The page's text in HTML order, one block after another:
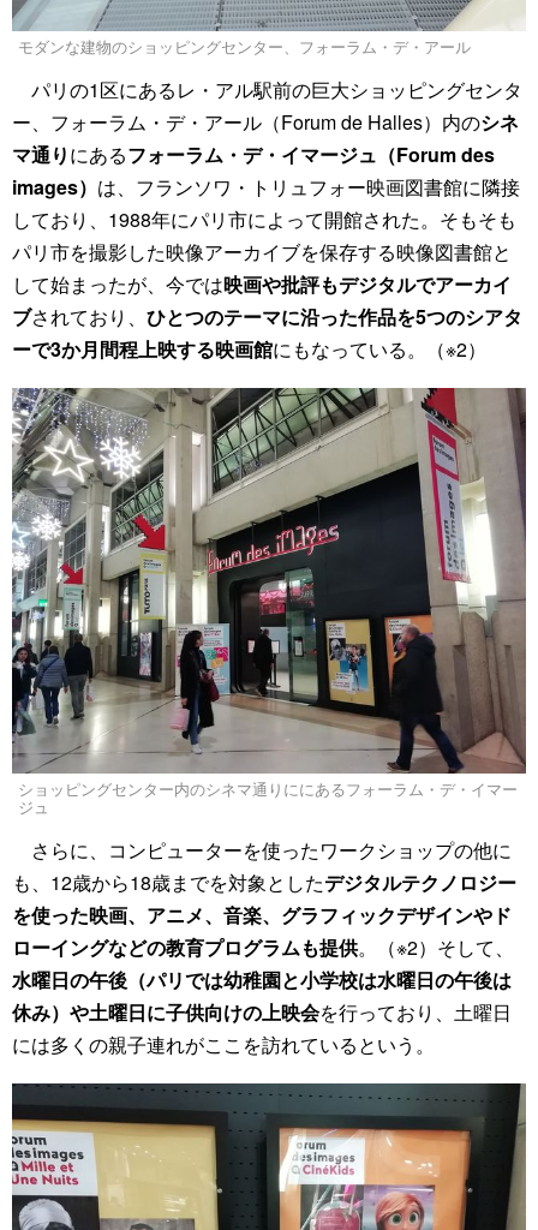
モダンな建物のショッピングセンター、フォーラム・デ・アール
パリの1区にあるレ・アル駅前の巨大ショッピングセンタ
ー、フォーラム・デ・アール（Forum de Halles）内のシネ
マ通りにあるフォーラム・デ・イマージュ（Forum des
images） は、フランソワ・トリュフォー映画図書館に隣接
しており、1988年にパリ市によって開館された。そもそも
パリ市を撮影した映像アーカイブを保存する映像図書館と
して始まったが、今では映画や批評もデジタルでアーカイ
ブされており、 ひとつのテーマに沿った作品を5つのシアタ
ーで3か月間程上映する映画館にもなっている。（※2）
ショッピングセンター内のシネマ通りににあるフォーラム・デ・イマー
ジュ
さらに、コンピューターを使ったワークショップの他に
も、12歳から18歳までを対象としたデジタルテクノロジー
を使った映画、アニメ、音楽、グラフィックデザインやド
ローイングなどの教育プログラムも提供。（※2）そして、
水曜日の午後（パリでは幼稚園と小学校は水曜日の午後は
休み）や土曜日に子供向けの上映会を行っており、土曜日
には多くの親子連れがここを訪れているという。